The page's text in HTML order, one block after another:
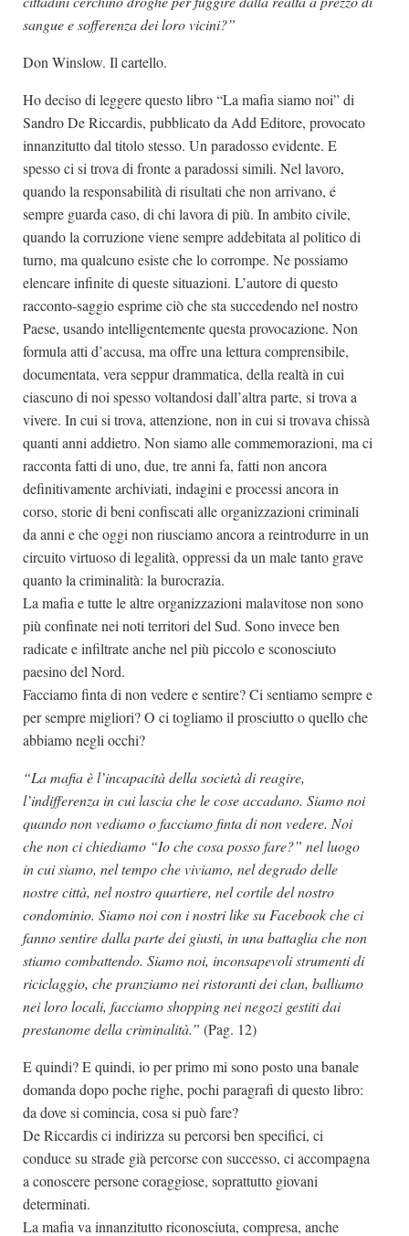
sangue e sofferenza dei loro vicini?”
Don Winslow. Il cartello.
Ho deciso di leggere questo libro “La mafia siamo noi” di
Sandro De Riccardis, pubblicato da Add Editore, provocato
innanzitutto dal titolo stesso. Un paradosso evidente. E
spesso ci si trova di fronte a paradossi simili. Nel lavoro,
quando la responsabilità di risultati che non arrivano, é
sempre guarda caso, di chi lavora di più. In ambito civile,
quando la corruzione viene sempre addebitata al politico di
turno, ma qualcuno esiste che lo corrompe. Ne possiamo
elencare infinite di queste situazioni. L’autore di questo
racconto-saggio esprime ciò che sta succedendo nel nostro
Paese, usando intelligentemente questa provocazione. Non
formula atti d’accusa, ma offre una lettura comprensibile,
documentata, vera seppur drammatica, della realtà in cui
ciascuno di noi spesso voltandosi dall’altra parte, si trova a
vivere. In cui si trova, attenzione, non in cui si trovava chissà
quanti anni addietro. Non siamo alle commemorazioni, ma ci
racconta fatti di uno, due, tre anni fa, fatti non ancora
definitivamente archiviati, indagini e processi ancora in
corso, storie di beni confiscati alle organizzazioni criminali
da anni e che oggi non riusciamo ancora a reintrodurre in un
circuito virtuoso di legalità, oppressi da un male tanto grave
quanto la criminalità: la burocrazia.
La mafia e tutte le altre organizzazioni malavitose non sono
più confinate nei noti territori del Sud. Sono invece ben
radicate e infiltrate anche nel più piccolo e sconosciuto
paesino del Nord.
Facciamo finta di non vedere e sentire? Ci sentiamo sempre e
per sempre migliori? O ci togliamo il prosciutto o quello che
abbiamo negli occhi?
“La mafia è l’incapacità della società di reagire,
l’indifferenza in cui lascia che le cose accadano. Siamo noi
quando non vediamo o facciamo finta di non vedere. Noi
che non ci chiediamo “Io che cosa posso fare?” nel luogo
in cui siamo, nel tempo che viviamo, nel degrado delle
nostre città, nel nostro quartiere, nel cortile del nostro
condominio. Siamo noi con i nostri like su Facebook che ci
fanno sentire dalla parte dei giusti, in una battaglia che non
stiamo combattendo. Siamo noi, inconsapevoli strumenti di
riciclaggio, che pranziamo nei ristoranti dei clan, balliamo
nei loro locali, facciamo shopping nei negozi gestiti dai
prestanome della criminalità.” (Pag. 12)
E quindi? E quindi, io per primo mi sono posto una banale
domanda dopo poche righe, pochi paragrafi di questo libro:
da dove si comincia, cosa si può fare?
De Riccardis ci indirizza su percorsi ben specifici, ci
conduce su strade già percorse con successo, ci accompagna
a conoscere persone coraggiose, soprattutto giovani
determinati.
La mafia va innanzitutto riconosciuta, compresa, anche